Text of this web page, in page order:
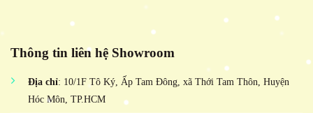
Thông tin liên hệ Showroom
Địa chỉ: 10/1F Tô Ký, Ấp Tam Đông, xã Thới Tam Thôn, Huyện
Hóc Môn, TP.HCM